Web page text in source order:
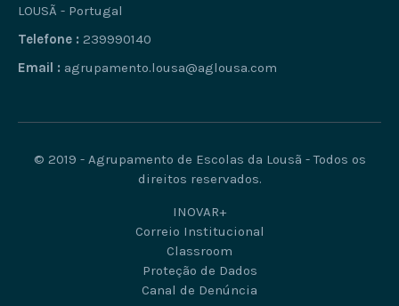
LOUSÃ - Portugal
Telefone : 239990140
Email : agrupamento.lousa@aglousa.com
© 2019 - Agrupamento de Escolas da Lousã - Todos os
direitos reservados.
INOVAR+
Correio Institucional
Classroom
Proteção de Dados
Canal de Denúncia